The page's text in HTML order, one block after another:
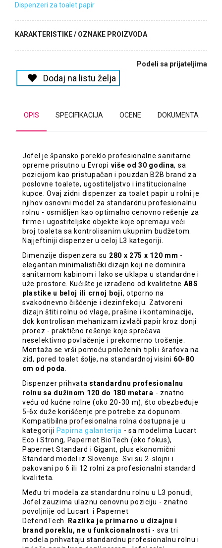
Dispenzeri za toalet papir
KARAKTERISTIKE / OZNAKE PROIZVODA
Podeli sa prijateljima
Dodaj na listu želja
OPIS SPECIFIKACIJA OCENE DOKUMENTA
Jofel je špansko poreklo profesionalne sanitarne
opreme prisutno u Evropi više od 30 godina, sa
pozicijom kao pristupačan i pouzdan B2B brand za
poslovne toalete, ugostiteljstvo i institucionalne
kupce. Ovaj zidni dispenzer za toalet papir u rolni je
njihov osnovni model za standardnu profesionalnu
rolnu - osmišljen kao optimalno cenovno rešenje za
firme i ugostiteljske objekte koje opremaju veći
broj toaleta sa kontrolisanim ukupnim budžetom.
Najjeftiniji dispenzer u celoj L3 kategoriji.
Dimenzije dispenzera su 280 x 275 x 120 mm -
elegantan minimalistički dizajn koji ne dominira
sanitarnom kabinom i lako se uklapa u standardne i
uže prostore. Kućište je izrađeno od kvalitetne ABS
plastike u beloj ili crnoj boji, otporno na
svakodnevno čišćenje i dezinfekciju. Zatvoreni
dizajn štiti rolnu od vlage, prašine i kontaminacije,
dok kontrolisan mehanizam izvlači papir kroz donji
prorez - praktično rešenje koje sprečava
neselektivno povlačenje i prekomerno trošenje.
Montaža se vrši pomoću priloženih tipli i šrafova na
zid, pored toalet šolje, na standardnoj visini 60-80
cm od poda
Dispenzer prihvata standardnu profesionalnu
rolnu sa dužinom 120 do 180 metara - znatno
veću od kućne rolne (oko 20-30 m), što obezbeđuje
5-6x duže korišćenje pre potrebe za dopunom.
Kompatibilna profesionalna rolna dostupna je u
kategoriji Papirna galanterija - sa modelima Lucart
Eco i Strong, Papernet BioTech (eko fokus),
Papernet Standard i Gigant, plus ekonomični
Standard model iz Slovenije. Svi su 2-slojni i
pakovani po 6 ili 12 rolni za profesionalni standard
kvaliteta.
Među tri modela za standardnu rolnu u L3 ponudi,
Jofel zauzima ulaznu cenovnu poziciju - znatno
povoljnije od Lucart i Papernet
DefendTech.
Razlika je primarno u dizajnu i
brand poreklu, ne u funkcionalnosti - sva tri
modela prihvataju standardnu profesionalnu rolnu i